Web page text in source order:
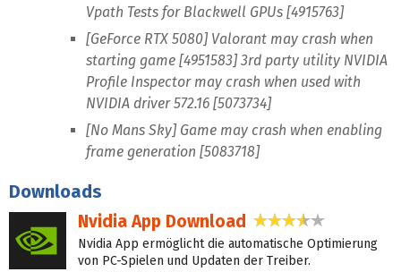
Vpath Tests for Blackwell GPUs [4915763]
[GeForce RTX 5080] Valorant may crash when
starting game [4951583] 3rd party utility NVIDIA
Profile Inspector may crash when used with
NVIDIA driver 572.16 [5073734]
[No Mans Sky] Game may crash when enabling
frame generation [5083718]
Downloads
Nvidia App Download 3,7 Sterne
Nvidia App ermöglicht die automatische Optimierung
von PC-Spielen und Updaten der Treiber.